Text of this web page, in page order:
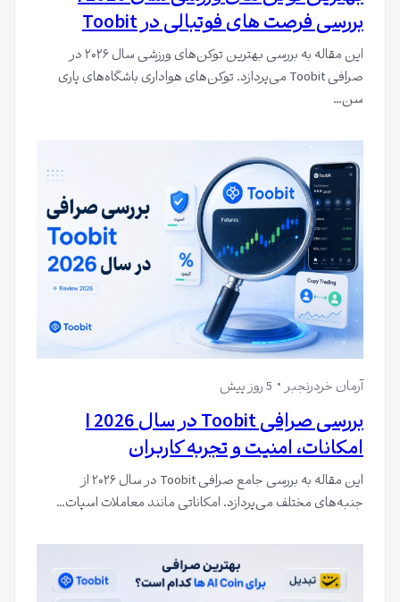
بررسی فرصت های فوتبالی در Toobit
این مقاله به بررسی بهترین توکن‌های ورزشی سال ۲۰۲۶ در
صرافی Toobit می‌پردازد. توکن‌های هواداری باشگاه‌های پاری
سن…
آرمان خردرنجبر 5 روز پیش
بررسی صرافی Toobit در سال 2026 |
امکانات، امنیت و تجربه کاربران
این مقاله به بررسی جامع صرافی Toobit در سال ۲۰۲۶ از
جنبه‌های مختلف می‌پردازد. امکاناتی مانند معاملات اسپات…